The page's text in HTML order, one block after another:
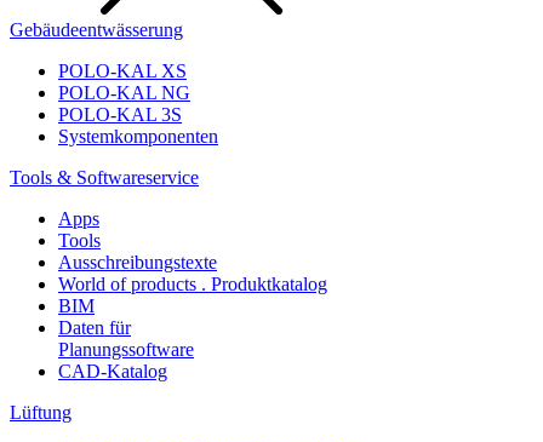
Gebäudeentwässerung
POLO-KAL XS
POLO-KAL NG
POLO-KAL 3S
Systemkomponenten
Tools & Softwareservice
Apps
Tools
Ausschreibungstexte
World of products . Produktkatalog
BIM
Daten für
Planungssoftware
CAD-Katalog
Lüftung